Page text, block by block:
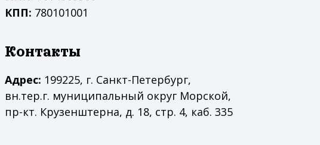
КПП: 780101001
Контакты
Адрес: 199225, г. Санкт-Петербург,
вн.тер.г. муниципальный округ Морской,
пр-кт. Крузенштерна, д. 18, стр. 4, каб. 335